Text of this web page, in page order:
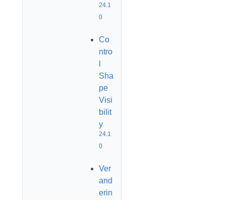
24.1
0
Co
ntro
Sha
pe
Visi
bilit
y
24.1
0
Ver
and
erin